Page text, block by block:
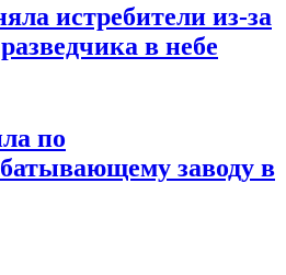
истребители из-за
в небе
по
заводу в